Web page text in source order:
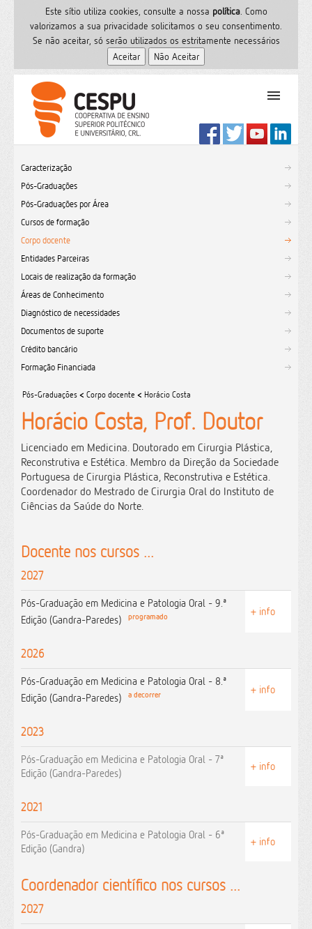
Este sítio utiliza cookies, consulte a nossa polí­tica. Como
valorizamos a sua privacidade solicitamos o seu consentimento.
Se não aceitar, só serão utilizados os estritamente necessários
PT
Formação
Serviços de Saúde
CESPU
Sites do grupo
Utilizador
Contactos
Caracterização
Pós-Graduações
Pós-Graduações por Área
Cursos de formação
Corpo docente
Entidades Parceiras
Locais de realização da formação
Áreas de Conhecimento
Diagnóstico de necessidades
Documentos de suporte
Crédito bancário
Formação Financiada
Pós-Graduações < Corpo docente < Horácio Costa
Horácio Costa, Prof. Doutor
Licenciado em Medicina. Doutorado em Cirurgia Plástica,
Reconstrutiva e Estética. Membro da Direção da Sociedade
Portuguesa de Cirurgia Plástica, Reconstrutiva e Estética.
Coordenador do Mestrado de Cirurgia Oral do Instituto de
Ciências da Saúde do Norte.
Docente nos cursos ...
2027
Pós-Graduação em Medicina e Patologia Oral - 9.ª
Edição (Gandra-Paredes)
programado + info
2026
Pós-Graduação em Medicina e Patologia Oral - 8.ª
Edição (Gandra-Paredes)
a decorrer + info
2023
Pós-Graduação em Medicina e Patologia Oral - 7ª
Edição (Gandra-Paredes)
+ info
2021
Pós-Graduação em Medicina e Patologia Oral - 6ª
Edição (Gandra)
+ info
Coordenador científico nos cursos ...
2027